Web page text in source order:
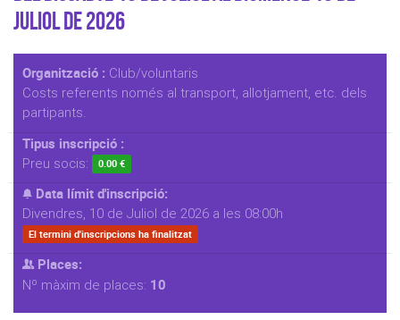
Juliol de 2026
Organització : Club/voluntaris
Costs referents només al transport, allotjament, etc. dels
partipants.
Tipus inscripció :
Preu socis: 0.00 €
Data límit d'inscripció:
Divendres, 10 de Juliol de 2026 a les 08:00h
El termini d'inscripcions ha finalitzat
Places:
Nº màxim de places: 10